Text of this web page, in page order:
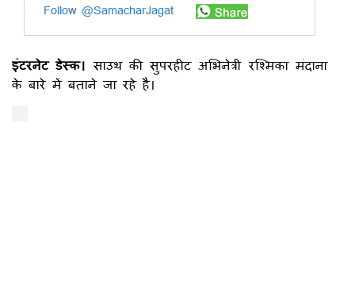
Follow @SamacharJagat
इंटरनेट डेस्क। साउथ की सुपरहीट अभिनेत्री रश्मिका मंदाना
के बारे में बताने जा रहे है।